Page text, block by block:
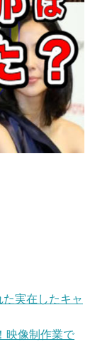
実在したキャ
映像制作業で